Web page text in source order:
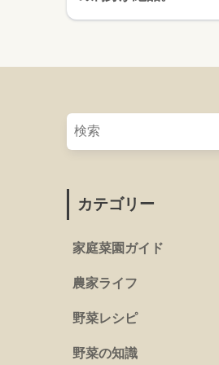
カテゴリー
家庭菜園ガイド
農家ライフ
野菜レシピ
野菜の知識